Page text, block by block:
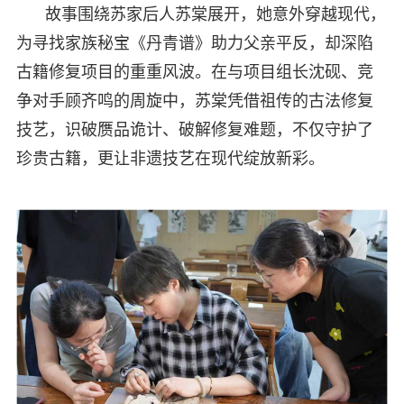
故事围绕苏家后人苏棠展开，她意外穿越现代，
为寻找家族秘宝《丹青谱》助力父亲平反，却深陷
古籍修复项目的重重风波。在与项目组长沈砚、竞
争对手顾齐鸣的周旋中，苏棠凭借祖传的古法修复
技艺，识破赝品诡计、破解修复难题，不仅守护了
珍贵古籍，更让非遗技艺在现代绽放新彩。